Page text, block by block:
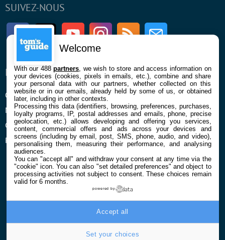
SUIVEZ-NOUS
FacebookTwitter Youtube InstagramRSS Newsletter
ENTREPRISE
Qui sommes nous
Mentions légales et CGU
Confidentialité et Cookies
Préférences cookies
À PROPOS
La rédaction
Contact
Welcome
With our 488partners , we wish to store and access information on
your devices (cookies, pixels in emails, etc.), combine and share
your personal data with our partners, whether collected on this
website or in our emails, already held by some of us, or obtained
later, including in other contexts.
Processing this data (identifiers, browsing, preferences, purchases,
loyalty programs, IP, postal addresses and emails, phone, precise
geolocation, etc.) allows developing and offering you services,
content, commercial offers and ads across your devices and
screens (including by email, post, SMS, phone, audio, and video),
personalising them, measuring their performance, and analysing
audiences.
You can "accept all" and withdraw your consent at any time via the
"cookie" icon. You can also "set detailed preferences" and object to
processing activities not subject to consent. These choices remain
valid for 6 months.
powered by
Set your choices
Accept all